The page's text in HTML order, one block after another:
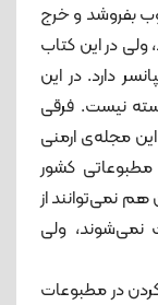
بفروشد و خرج
در این کتاب
دارد. در این
نیست. فرقی
این مجله‌ی ارمنی
کشور
نمی‌توانند از
نمی‌شوند، ولی
در مطبوعات